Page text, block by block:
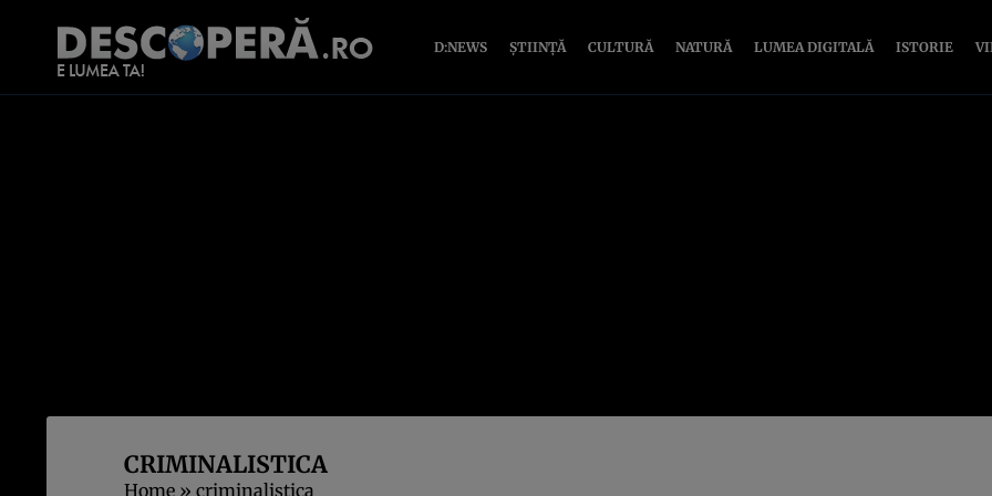
D:NEWS ȘTIINȚĂ CULTURĂ NATURĂ LUMEA DIGITALĂ ISTORIE
CRIMINALISTICA
Home » criminalistica